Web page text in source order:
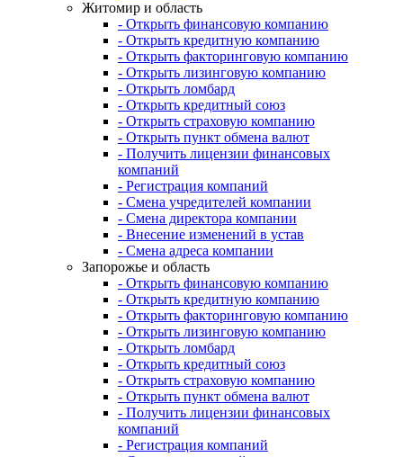
Житомир и область
- Открыть финансовую компанию
- Открыть кредитную компанию
- Открыть факторинговую компанию
- Открыть лизинговую компанию
- Открыть ломбард
- Открыть кредитный союз
- Открыть страховую компанию
- Открыть пункт обмена валют
- Получить лицензии финансовых
компаний
- Регистрация компаний
- Смена учредителей компании
- Смена директора компании
- Внесение изменений в устав
- Смена адреса компании
Запорожье и область
- Открыть финансовую компанию
- Открыть кредитную компанию
- Открыть факторинговую компанию
- Открыть лизинговую компанию
- Открыть ломбард
- Открыть кредитный союз
- Открыть страховую компанию
- Открыть пункт обмена валют
- Получить лицензии финансовых
компаний
- Регистрация компаний